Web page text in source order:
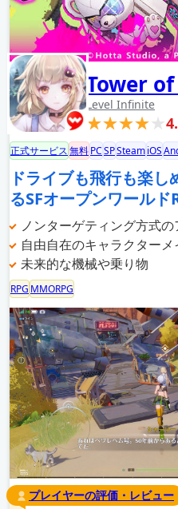
Tower
Level Infinite
正式サービス無料PCSPSteamiOS
ドライブも飛行も楽
るSFオープンワールド
ノンターゲティング方式
自由自在のキャラクターメ
未来的な機械や乗り物
RPG MMORPG
プレイヤーの評価・レビュー